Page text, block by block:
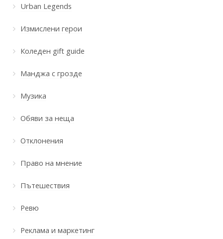
Urban Legends
Измислени герои
Коледен gift guide
Манджа с грозде
Музика
Обяви за неща
Отклонения
Право на мнение
Пътешествия
Ревю
Реклама и маркетинг